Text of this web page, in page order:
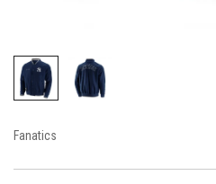
Fanatics